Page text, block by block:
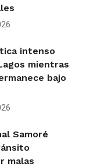
intenso
mientras
bajo
Samoré
malas